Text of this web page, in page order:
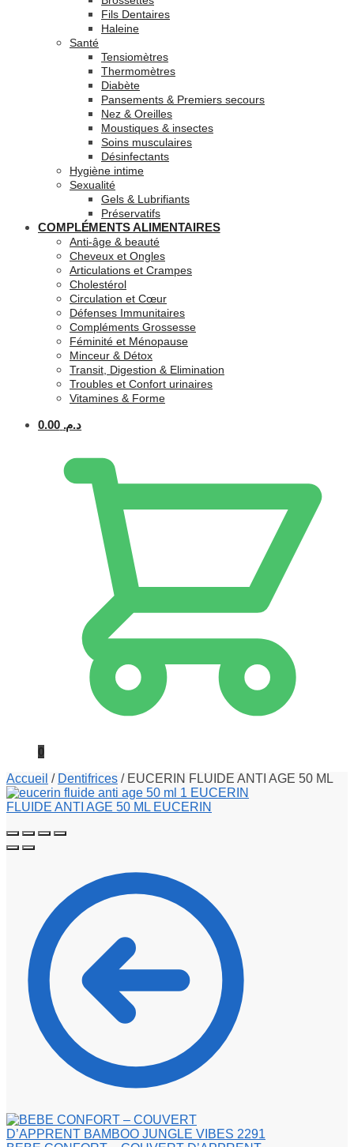
Fils Dentaires
Haleine
Santé
Tensiomètres
Thermomètres
Diabète
Pansements & Premiers secours
Nez & Oreilles
Moustiques & insectes
Soins musculaires
Désinfectants
Hygiène intime
Sexualité
Gels & Lubrifiants
Préservatifs
COMPLÉMENTS ALIMENTAIRES
Anti-âge & beauté
Cheveux et Ongles
Articulations et Crampes
Cholestérol
Circulation et Cœur
Défenses Immunitaires
Compléments Grossesse
Féminité et Ménopause
Minceur & Détox
Transit, Digestion & Elimination
Troubles et Confort urinaires
Vitamines & Forme
د.م. 0.00
0
Accueil / Dentifrices / EUCERIN FLUIDE ANTI AGE 50 ML